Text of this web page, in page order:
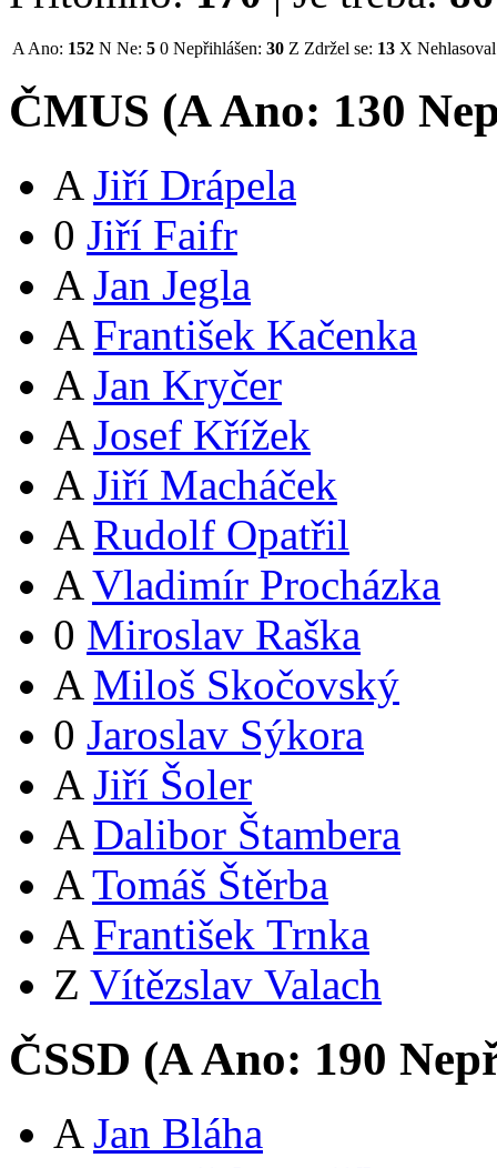
A Ano: 152 N Ne: 5 0 Nepřihlášen: 30 Z Zdržel se: 13 X Nehlasoval
ČMUS (AAno: 130
A Jiří Drápela
0 Jiří Faifr
A Jan Jegla
A František Kačenka
A Jan Kryčer
A Josef Křížek
A Jiří Macháček
A Rudolf Opatřil
A Vladimír Procházka
0 Miroslav Raška
A Miloš Skočovský
0 Jaroslav Sýkora
A Jiří Šoler
A Dalibor Štambera
A Tomáš Štěrba
A František Trnka
Z Vítězslav Valach
ČSSD (AAno: 190
A Jan Bláha